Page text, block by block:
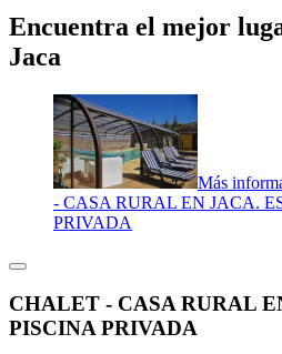
Encuentra el mejor
Jaca
Más
- CASA RURAL EN JACA.
PRIVADA
CHALET - CASA RURAL
PISCINA PRIVADA